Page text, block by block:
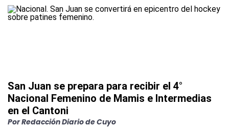
San Juan se prepara para recibir el 4°
Nacional Femenino de Mamis e Intermedias
en el Cantoni
PorRedacción Diario de Cuyo